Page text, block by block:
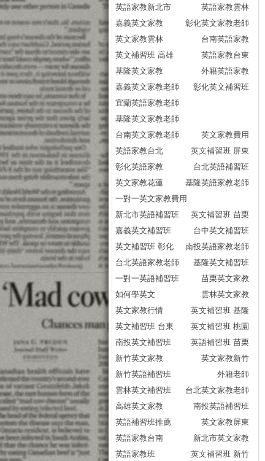
英語家教新北市
英語家教雲林
嘉義英文家教
彰化英文家教老師
英文家教雲林
台南英語家教
英文補習班 高雄
英語家教台東
基隆英文家教
外籍英語家教
嘉義英文家教老師
彰化英文補習班
宜蘭英語家教老師
基隆英文家教老師
台南英文家教老師
英文家教費用
英語家教台北
英文補習班 屏東
彰化英語家教
台北英語補習班
英文家教花蓮
基隆英語家教老師
一對一英文家教費用
新北市英語補習班
英文補習班 苗栗
嘉義英文補習班
台中英文補習班
英文補習班 彰化
南投英語家教老師
台北英語家教老師
基隆英文補習班
一對一英語補習班
苗栗英文家教
如何學英文
雲林英文家教
英文家教行情
英文補習班 基隆
英文補習班 台東
英文補習班 桃園
南投英文補習班
英語補習班 苗栗
新竹英文家教
英文家教新竹
新竹英語補習班
外籍老師
雲林英文補習班
台北英文家教老師
高雄英文家教
南投英語補習班
英語補習班推薦
英文家教屏東
英語家教台南
新北市英文家教
英語家教班
英文補習班 新竹